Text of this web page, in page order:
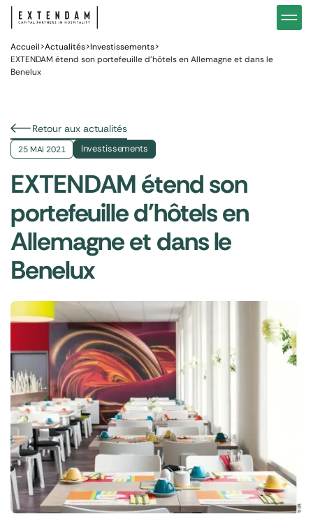
Notre stratégie d’investissements hôteliers Nos
Investir
Pourquoi investir dans l’hôtellerie ?
Vous êtes
Actualités
Accueil>Actualités>Investissements>
EXTENDAM étend son portefeuille d’hôtels en Allemagne et dans le
Benelux
Retour aux actualités
25 MAI 2021 Investissements
EXTENDAM étend son
portefeuille d'hôtels en
Allemagne et dans le
Benelux